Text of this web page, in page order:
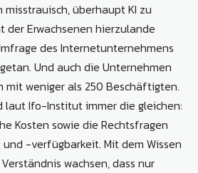
überhaupt KI zu
der Erwachsenen hierzulande
des Internetunternehmens
Und auch die Unternehmen
mit weniger als 250 Beschäftigten.
laut Ifo-Institut immer die gleichen:
Kosten sowie die Rechtsfragen
-verfügbarkeit. Mit dem Wissen
wachsen, dass nur